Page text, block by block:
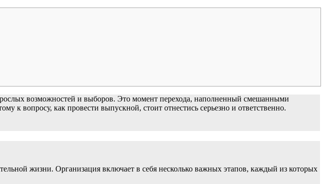
возможностей и выборов. Это момент перехода, наполненный смешанными
к вопросу, как провести выпускной, стоит отнестись серьезно и ответственно.
жизни. Организация включает в себя несколько важных этапов, каждый из которых